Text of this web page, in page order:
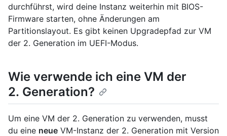
durchführst, wird deine Instanz weiterhin mit BIOS-
Firmware starten, ohne Änderungen am
Partitionslayout. Es gibt keinen Upgradepfad zur VM
der 2. Generation im UEFI-Modus.
Wie verwende ich eine VM der
2. Generation?
Um eine VM der 2. Generation zu verwenden, musst
du eine neue VM-Instanz der 2. Generation mit Version